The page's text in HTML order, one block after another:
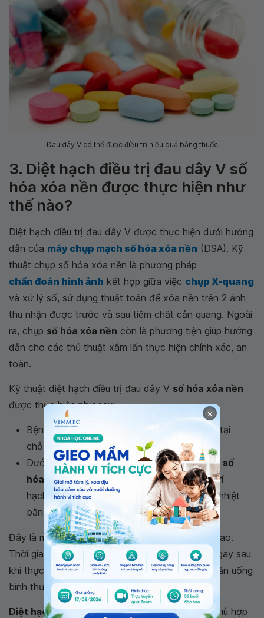
Đau dây V có thể được điều trị hiệu quả bằng thuốc
3. Diệt hạch điều trị đau dây V số
hóa xóa nền được thực hiện như
thế nào?
Diệt hạch điều trị đau dây V được thực hiện dưới hướng
dẫn của máy chụp mạch số hóa xóa nền (DSA). Kỹ
thuật chụp số hóa xóa nền là phương pháp
chẩn đoán hình ảnh kết hợp giữa việc chụp X-quang
và xử lý số, sử dụng thuật toán để xóa nền trên 2 ảnh
thu nhận được trước và sau tiêm chất cản quang. Ngoài
ra, chụp số hóa xóa nền còn là phương tiện giúp hướng
dẫn cho các thủ thuật xâm lấn thực hiện chính xác, an
toàn.
Kỹ thuật diệt hạch điều trị đau dây V số hóa xóa nền
được thực hiện như sau:
Bệnh nhânđiều trị đau dây V
tại
chỗ.
Dưới sự hướng dẫn của hình ảnh chụp mạch số
hóa xóa nền, bác sĩ dùng kim chọc vào vị trí
hạch dây V rồi tiêm cồn tuyệt đối hoặc đốt nhiệt
bằng sóng cao tần.
Đây là một thủ thuật ít xâm hại, có độ an toàn cao.
Thời gian thực hiện ngắn, chỉ khoảng 30 phút, ngay sau
khi thực hiện xong người bệnh có thể ngồi dậy, ăn uống
bình thường và xuất viện vào ngày hôm sau.
Diệt hạch điều trị đau dây Vsố hóa xóa nền phù hợp
×